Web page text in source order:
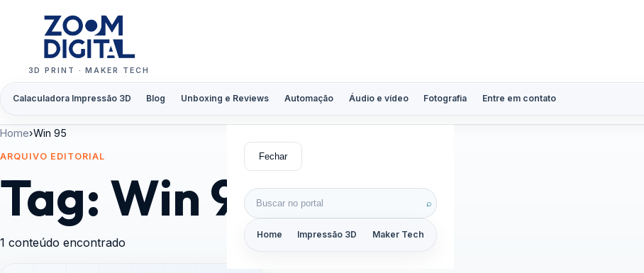
3D PRINT · MAKER TECH
Calaculadora Impressão 3D Blog Unboxing e Reviews Automação Áudio e vídeo Fotografia Entre em contato
Fechar
Buscar por: ⌕
Home Impressão 3D Maker Tech
Home›Win 95
ARQUIVO EDITORIAL
Tag: Win 95
1 conteúdo encontrado